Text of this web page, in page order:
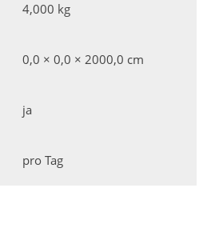
4,000 kg
0,0 × 0,0 × 2000,0 cm
ja
pro Tag